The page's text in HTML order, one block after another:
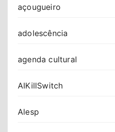
açougueiro
adolescência
agenda cultural
AIKillSwitch
Alesp